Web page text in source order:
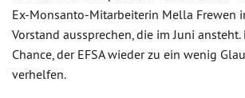
Ex-Monsanto-Mitarbeiterin Mella Frewen
Vorstand aussprechen, die im Juni
Chance, der EFSA wieder zu ein wenig
verhelfen.